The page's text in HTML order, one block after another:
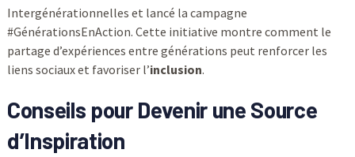
Intergénérationnelles et lancé la campagne
#GénérationsEnAction. Cette initiative montre comment le
partage d’expériences entre générations peut renforcer les
liens sociaux et favoriser l’inclusion.
Conseils pour Devenir une Source
d’Inspiration